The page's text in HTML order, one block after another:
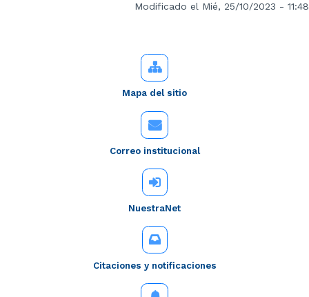
Modificado el Mié, 25/10/2023 - 11:48
Mapa del sitio
Correo institucional
NuestraNet
Citaciones y notificaciones